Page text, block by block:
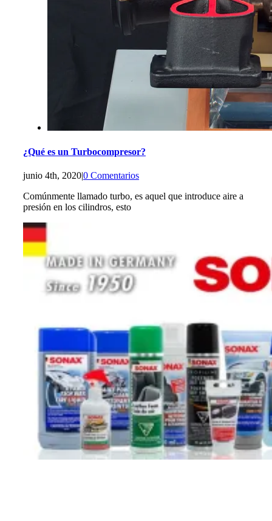
¿Qué es un Turbocompresor?
junio 4th, 2020|0 Comentarios
Comúnmente llamado turbo, es aquel que introduce aire a
presión en los cilindros, esto